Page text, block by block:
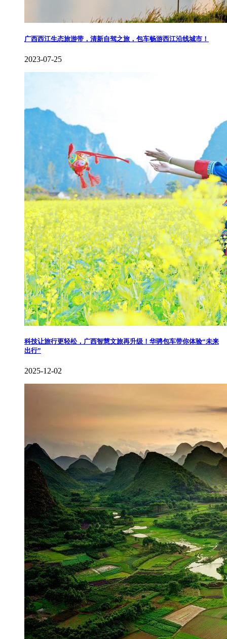
广西西江生态旅游带，清新自驾之旅，包车畅游西江沿线城市！
2023-07-25
​科技让旅行更轻松，广西智慧文旅再升级！华骋包车带你体验“未来
出行”
2025-12-02